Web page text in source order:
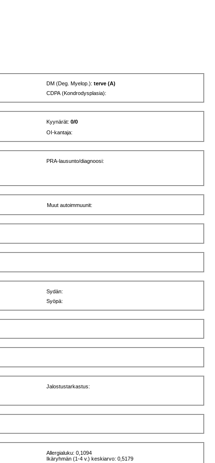
DM (Deg. Myelop.):terve (A)
CDPA (Kondrodysplasia):
Kyynärät:0/0
OI-kantaja:
PRA-lausunto/diagnoosi:
Muut autoimmuunit:
Sydän:
Syöpä:
Jalostustarkastus:
Allergialuku: 0,1094
Ikäryhmän (1-4 v.) keskiarvo: 0,5179